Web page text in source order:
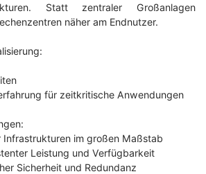
Statt zentraler Großanlagen
näher am Endnutzer.
für zeitkritische Anwendungen
im großen Maßstab
Leistung und Verfügbarkeit
Sicherheit und Redundanz